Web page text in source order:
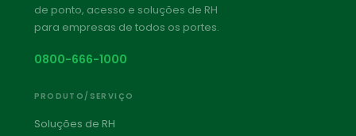
de ponto, acesso e soluções de RH
para empresas de todos os portes.
0800-666-1000
PRODUTO/SERVIÇO
Soluções de RH